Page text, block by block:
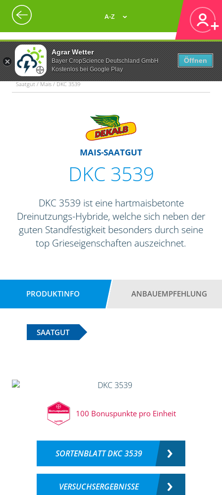
Agrar Wetter
Bayer CropScience Deutschland GmbH
Kostenlos bei Google Play
Öffnen
A-Z
Saatgut / Mais / DKC 3539
MAIS-SAATGUT
DKC 3539
DKC 3539 ist eine hartmaisbetonte
Dreinutzungs-Hybride, welche sich neben der
guten Standfestigkeit besonders durch seine
top Grieseigenschaften auszeichnet.
PRODUKTINFO ANBAUEMPFEHLUNG
SAATGUT
100 Bonuspunkte pro Einheit
SORTENBLATT DKC 3539
VERSUCHSERGEBNISSE